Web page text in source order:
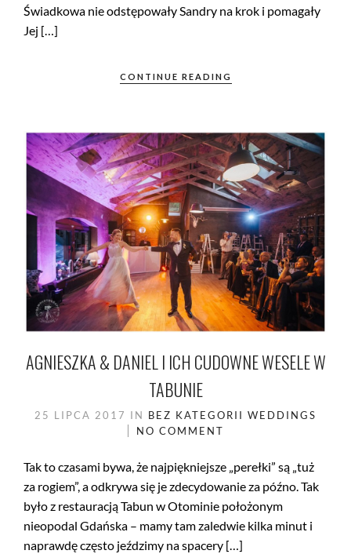
Świadkowa nie odstępowały Sandry na krok i pomagały
Jej […]
CONTINUE READING
AGNIESZKA & DANIEL I ICH CUDOWNE WESELE W
TABUNIE
25 LIPCA 2017 IN BEZ KATEGORII WEDDINGS
NO COMMENT
Tak to czasami bywa, że najpiękniejsze „perełki” są „tuż
za rogiem”, a odkrywa się je zdecydowanie za późno. Tak
było z restauracją Tabun w Otominie położonym
nieopodal Gdańska – mamy tam zaledwie kilka minut i
naprawdę często jeździmy na spacery […]